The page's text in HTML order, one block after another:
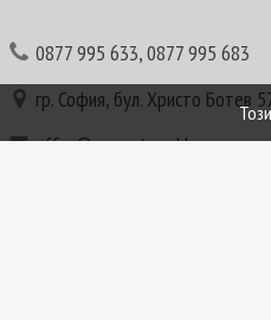
0877 995 633,0877 995 683
гр. София, бул. Христо Ботев
office@mywaytravel.bg